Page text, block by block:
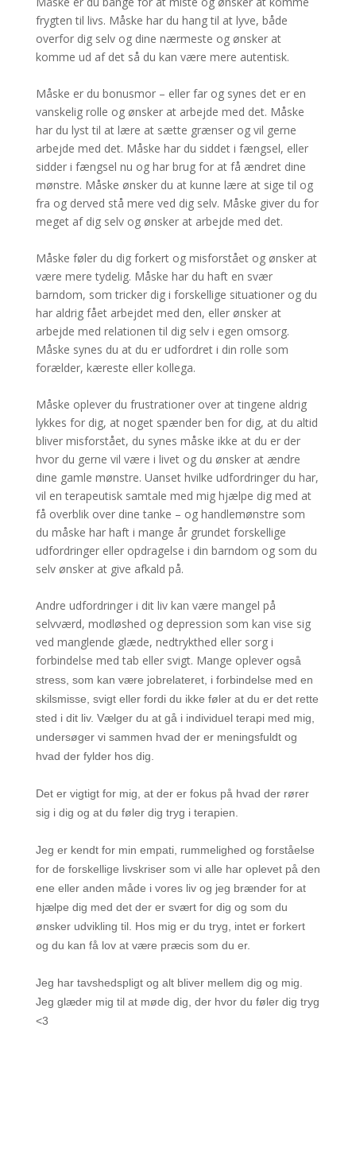
frygten til livs. Måske har du hang til at lyve, både
overfor dig selv og dine nærmeste og ønsker at
komme ud af det så du kan være mere autentisk.
Måske er du bonusmor – eller far og synes det er en
vanskelig rolle og ønsker at arbejde med det. Måske
har du lyst til at lære at sætte grænser og vil gerne
arbejde med det. Måske har du siddet i fængsel, eller
sidder i fængsel nu og har brug for at få ændret dine
mønstre. Måske ønsker du at kunne lære at sige til og
fra og derved stå mere ved dig selv. Måske giver du for
meget af dig selv og ønsker at arbejde med det.
Måske føler du dig forkert og misforstået og ønsker at
være mere tydelig. Måske har du haft en svær
barndom, som tricker dig i forskellige situationer og du
har aldrig fået arbejdet med den, eller ønsker at
arbejde med relationen til dig selv i egen omsorg.
Måske synes du at du er udfordret i din rolle som
forælder, kæreste eller kollega.
Måske oplever du frustrationer over at tingene aldrig
lykkes for dig, at noget spænder ben for dig, at du altid
bliver misforstået, du synes måske ikke at du er der
hvor du gerne vil være i livet og du ønsker at ændre
dine gamle mønstre. Uanset hvilke udfordringer du har,
vil en terapeutisk samtale med mig hjælpe dig med at
få overblik over dine tanke – og handlemønstre som
du måske har haft i mange år grundet forskellige
udfordringer eller opdragelse i din barndom og som du
selv ønsker at give afkald på.
Andre udfordringer i dit liv kan være mangel på
selvværd, modløshed og depression som kan vise sig
ved manglende glæde, nedtrykthed eller sorg i
forbindelse med tab eller svigt. Mange oplever også
stress, som kan være jobrelateret, i forbindelse med en
skilsmisse, svigt eller fordi du ikke føler at du er det rette
sted i dit liv. Vælger du at gå i individuel terapi med mig,
undersøger vi sammen hvad der er meningsfuldt og
hvad der fylder hos dig.
Det er vigtigt for mig, at der er fokus på hvad der rører
sig i dig og at du føler dig tryg i terapien.
Jeg er kendt for min empati, rummelighed og forståelse
for de forskellige livskriser som vi alle har oplevet på den
ene eller anden måde i vores liv og jeg brænder for at
hjælpe dig med det der er svært for dig og som du
ønsker udvikling til. Hos mig er du tryg, intet er forkert
og du kan få lov at være præcis som du er.
Jeg har tavshedspligt og alt bliver mellem dig og mig.
Jeg glæder mig til at møde dig, der hvor du føler dig tryg
<3